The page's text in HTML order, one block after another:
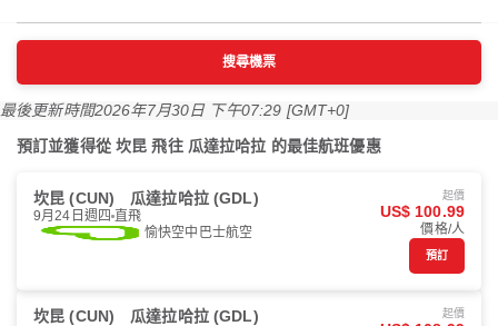
搜尋機票
最後更新時間2026年7月30日 下午07:29 [GMT+0]
預訂並獲得從 坎昆 飛往 瓜達拉哈拉 的最佳航班優惠
坎昆 (CUN) 瓜達拉哈拉 (GDL)
9月24日週四 直飛
愉快空中巴士航空
起價
US$ 100.99
價格/人
預訂
坎昆 (CUN) 瓜達拉哈拉 (GDL) 起價